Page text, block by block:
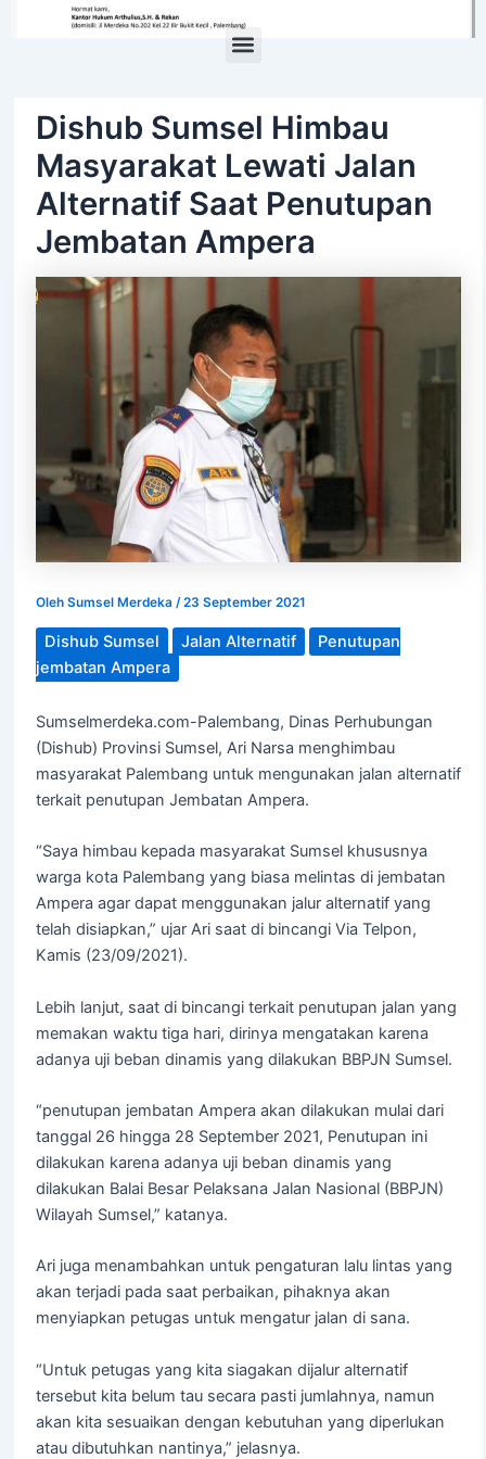
Dishub Sumsel Himbau
Masyarakat Lewati Jalan
Alternatif Saat Penutupan
Jembatan Ampera
Oleh Sumsel Merdeka /23 September 2021
Dishub Sumsel Jalan Alternatif
Penutupan
jembatan Ampera
Sumselmerdeka.com-Palembang, Dinas Perhubungan
(Dishub) Provinsi Sumsel, Ari Narsa menghimbau
masyarakat Palembang untuk mengunakan jalan alternatif
terkait penutupan Jembatan Ampera.
“Saya himbau kepada masyarakat Sumsel khususnya
warga kota Palembang yang biasa melintas di jembatan
Ampera agar dapat menggunakan jalur alternatif yang
telah disiapkan,” ujar Ari saat di bincangi Via Telpon,
Kamis (23/09/2021).
Lebih lanjut, saat di bincangi terkait penutupan jalan yang
memakan waktu tiga hari, dirinya mengatakan karena
adanya uji beban dinamis yang dilakukan BBPJN Sumsel.
“penutupan jembatan Ampera akan dilakukan mulai dari
tanggal 26 hingga 28 September 2021, Penutupan ini
dilakukan karena adanya uji beban dinamis yang
dilakukan Balai Besar Pelaksana Jalan Nasional (BBPJN)
Wilayah Sumsel,” katanya.
Ari juga menambahkan untuk pengaturan lalu lintas yang
akan terjadi pada saat perbaikan, pihaknya akan
menyiapkan petugas untuk mengatur jalan di sana.
“Untuk petugas yang kita siagakan dijalur alternatif
tersebut kita belum tau secara pasti jumlahnya, namun
akan kita sesuaikan dengan kebutuhan yang diperlukan
atau dibutuhkan nantinya,” jelasnya.